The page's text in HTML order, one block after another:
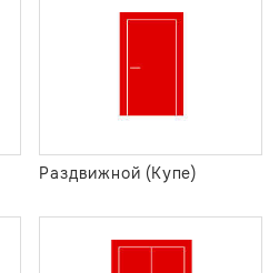
Раздвижной (Купе)